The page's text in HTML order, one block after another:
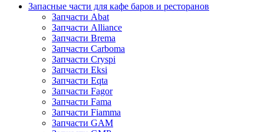
Запасные части для кафе баров и ресторанов
Запчасти Abat
Запчасти Alliance
Запчасти Brema
Запчасти Carboma
Запчасти Cryspi
Запчасти Eksi
Запчасти Eqta
Запчасти Fagor
Запчасти Fama
Запчасти Fiamma
Запчасти GAM